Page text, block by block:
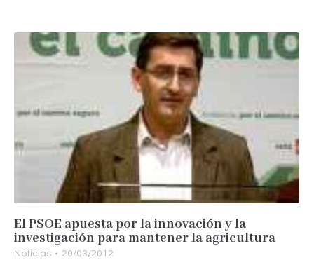
El PSOE apuesta por la innovación y la
investigación para mantener la agricultura
Noticias 20/03/2012